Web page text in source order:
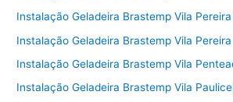
Instalação Geladeira Brastemp Vila
Instalação Geladeira Brastemp Vila
Instalação Geladeira Brastemp Vila
Instalação Geladeira Brastemp Vila